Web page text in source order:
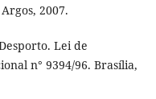
2007.
Lei de
n° 9394/96. Brasília,